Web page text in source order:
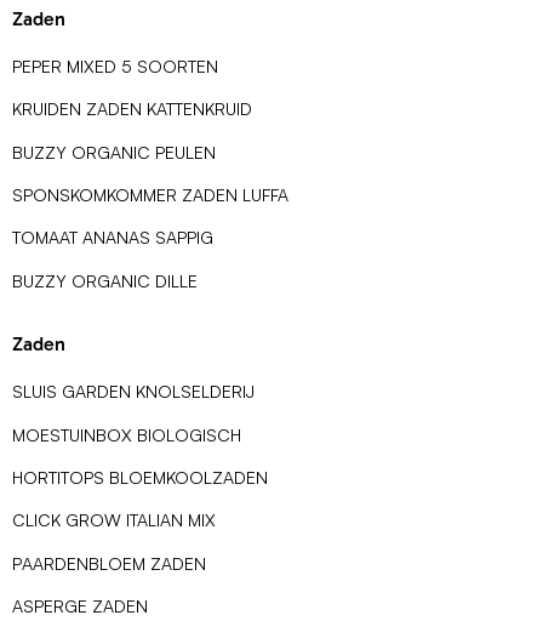
Zaden
PEPER MIXED 5 SOORTEN
KRUIDEN ZADEN KATTENKRUID
BUZZY ORGANIC PEULEN
SPONSKOMKOMMER ZADEN LUFFA
TOMAAT ANANAS SAPPIG
BUZZY ORGANIC DILLE
Zaden
SLUIS GARDEN KNOLSELDERIJ
MOESTUINBOX BIOLOGISCH
HORTITOPS BLOEMKOOLZADEN
CLICK GROW ITALIAN MIX
PAARDENBLOEM ZADEN
ASPERGE ZADEN